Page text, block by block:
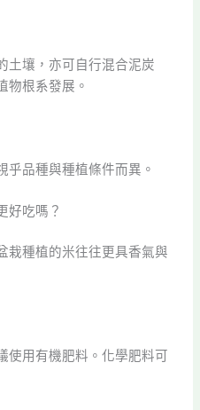
土壤，亦可自行混合泥炭
物根系發展。
乎品種與種植條件而異。
好吃嗎？
栽種植的米往往更具香氣與
使用有機肥料。化學肥料可